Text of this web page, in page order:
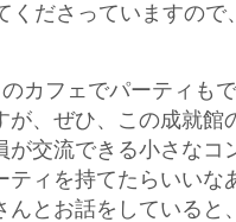
くださっていますので
カフェでパーティも
が、ぜひ、この成就館
が交流できる小さなコ
ティを持てたらいいな
んとお話をしていると